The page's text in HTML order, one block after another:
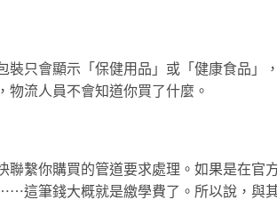
裝只會顯示「保健用品」或「健康食品」
流人員不會知道你買了什麼。
聯繫你購買的管道要求處理。如果是在官
這筆錢大概就是繳學費了。所以說，與